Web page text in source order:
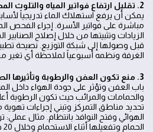
2. تقليل ارتفاع فواتير المياه والتلوث المحتمل
يمكن أن يرفع استهلاك الماء تدريجياً
مباشرة على فواتير الأسرة. إجراء الفحص
الزيادات وتثبيتها من خلال إصلاح
قبل وصولها إلى شبكة التوزيع. نصيحة
الغرفة ونظمه أسبوعياً لملاحظة أي تغير
3. منع تكون العفن والرطوبة وتأثيرها الصحي
باب العفن وتؤثر على جودة الهواء داخل
والحمامات والمرائب حيث تكون الرطوبة
تحديد مناطق التمركز وتبني إجراءات
الهوائي وفتح النوافذ بانتظام. مثال
الحمام وتفعيلها أثناء الاستحمام وخلال 20 دقيقة بعده.